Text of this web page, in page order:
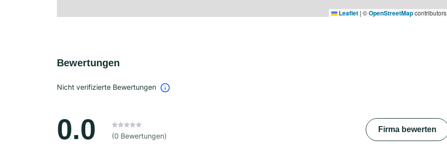
Leaflet | ©OpenStreetMapcontributors
Bewertungen
Nicht verifizierte Bewertungen
0.0 (0 Bewertungen)
Firma bewerten